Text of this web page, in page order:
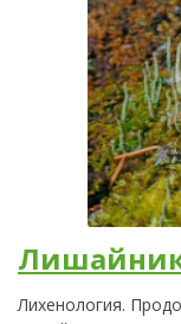
Лихенология.